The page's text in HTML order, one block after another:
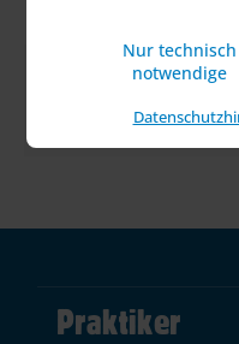
Nur technisch
notwendige
Weitere
Praktiker